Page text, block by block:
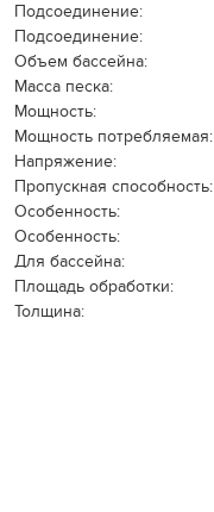
Подсоединение:
Подсоединение:
Объем бассейна:
Масса песка:
Мощность:
Мощность потребляемая:
Напряжение:
Пропускная способность:
Особенность:
Особенность:
Для бассейна:
Площадь обработки:
Толщина: